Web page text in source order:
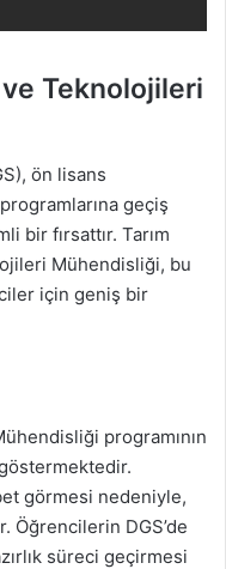
ve Teknolojileri
ön lisans
geçiş
bir fırsattır. Tarım
Mühendisliği, bu
için geniş bir
programının
görmesi nedeniyle,
Öğrencilerin DGS’de
süreci geçirmesi